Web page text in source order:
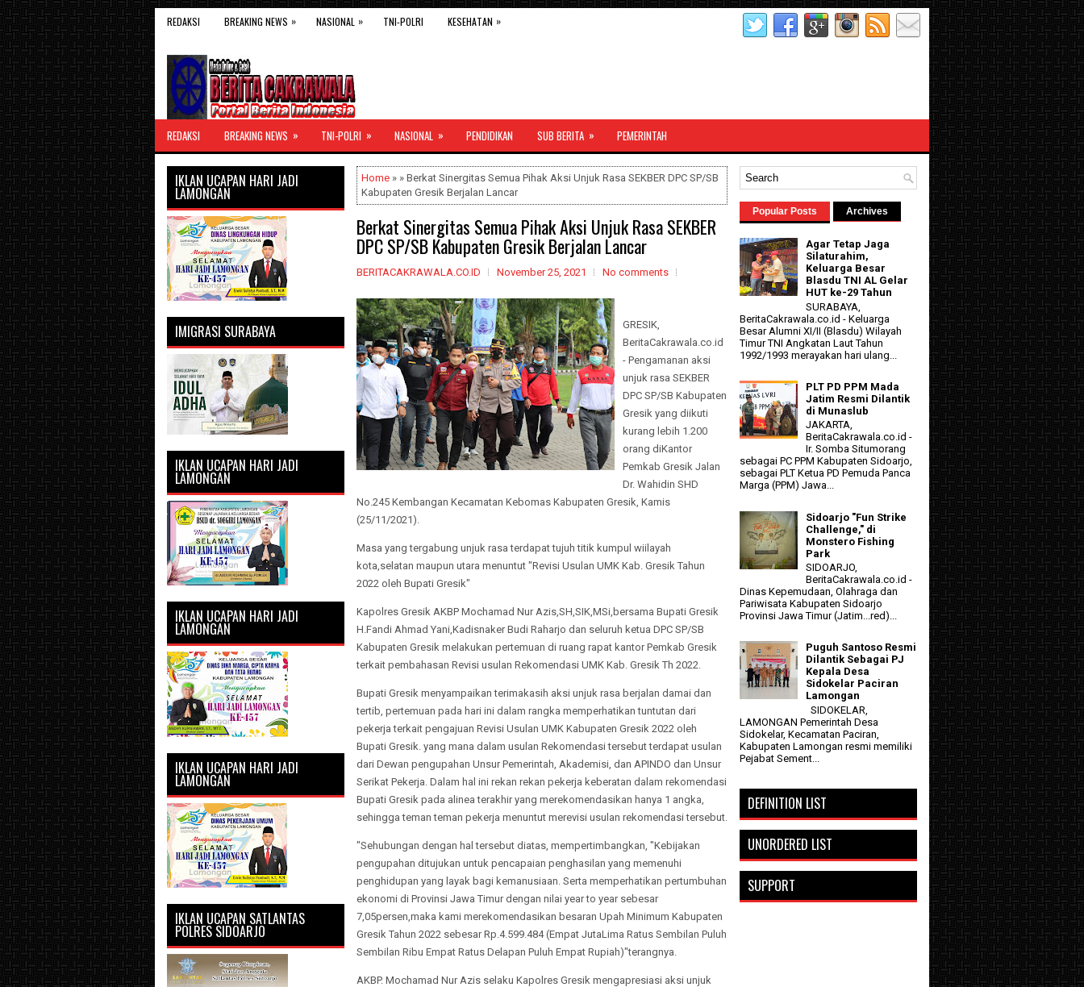
REDAKSI BREAKING NEWS » NASIONAL » TNI-POLRI KESEHATAN »
REDAKSI BREAKING NEWS » TNI-POLRI » NASIONAL » PENDIDIKAN SUB BERITA » PEMERINTAH
Home » » Berkat Sinergitas Semua Pihak Aksi Unjuk Rasa SEKBER DPC SP/SB
Kabupaten Gresik Berjalan Lancar
Berkat Sinergitas Semua Pihak Aksi Unjuk Rasa SEKBER
DPC SP/SB Kabupaten Gresik Berjalan Lancar
BERITACAKRAWALA.CO.ID November 25, 2021 No comments
GRESIK,
BeritaCakrawala.co.id
- Pengamanan aksi
unjuk rasa SEKBER
DPC SP/SB Kabupaten
Gresik yang diikuti
kurang lebih 1.200
orang diKantor
Pemkab Gresik Jalan
Dr. Wahidin SHD
No.245 Kembangan Kecamatan Kebomas Kabupaten Gresik, Kamis
(25/11/2021).
Masa yang tergabung unjuk rasa terdapat tujuh titik kumpul wiilayah
kota,selatan maupun utara menuntut "Revisi Usulan UMK Kab. Gresik Tahun
2022 oleh Bupati Gresik"
Kapolres Gresik AKBP Mochamad Nur Azis,SH,SIK,MSi,bersama Bupati Gresik
H.Fandi Ahmad Yani,Kadisnaker Budi Raharjo dan seluruh ketua DPC SP/SB
Kabupaten Gresik melakukan pertemuan di ruang rapat kantor Pemkab Gresik
terkait pembahasan Revisi usulan Rekomendasi UMK Kab. Gresik Th 2022.
Bupati Gresik menyampaikan terimakasih aksi unjuk rasa berjalan damai dan
tertib, pertemuan pada hari ini dalam rangka memperhatikan tuntutan dari
pekerja terkait pengajuan Revisi Usulan UMK Kabupaten Gresik 2022 oleh
Bupati Gresik. yang mana dalam usulan Rekomendasi tersebut terdapat usulan
dari Dewan pengupahan Unsur Pemerintah, Akademisi, dan APINDO dan Unsur
Serikat Pekerja. Dalam hal ini rekan rekan pekerja keberatan dalam rekomendasi
Bupati Gresik pada alinea terakhir yang merekomendasikan hanya 1 angka,
sehingga teman teman pekerja menuntut merevisi usulan rekomendasi tersebut.
"Sehubungan dengan hal tersebut diatas, mempertimbangkan, "Kebijakan
pengupahan ditujukan untuk pencapaian penghasilan yang memenuhi
penghidupan yang layak bagi kemanusiaan. Serta memperhatikan pertumbuhan
ekonomi di Provinsi Jawa Timur dengan nilai year to year sebesar
7,05persen,maka kami merekomendasikan besaran Upah Minimum Kabupaten
Gresik Tahun 2022 sebesar Rp.4.599.484 (Empat JutaLima Ratus Sembilan Puluh
Sembilan Ribu Empat Ratus Delapan Puluh Empat Rupiah)"terangnya.
AKBP. Mochamad Nur Azis selaku Kapolres Gresik mengapresiasi aksi unjuk
IKLAN UCAPAN HARI JADI
LAMONGAN
IMIGRASI SURABAYA
IKLAN UCAPAN HARI JADI
LAMONGAN
IKLAN UCAPAN HARI JADI
LAMONGAN
IKLAN UCAPAN HARI JADI
LAMONGAN
IKLAN UCAPAN SATLANTAS
POLRES SIDOARJO
Popular Posts Archives
Agar Tetap Jaga
Silaturahim,
Keluarga Besar
Blasdu TNI AL Gelar
HUT ke-29 Tahun
SURABAYA,
BeritaCakrawala.co.id - Keluarga
Besar Alumni XI/II (Blasdu) Wilayah
Timur TNI Angkatan Laut Tahun
1992/1993 merayakan hari ulang...
PLT PD PPM Mada
Jatim Resmi Dilantik
di Munaslub
JAKARTA,
BeritaCakrawala.co.id -
Ir. Somba Situmorang
sebagai PC PPM Kabupaten Sidoarjo,
sebagai PLT Ketua PD Pemuda Panca
Marga (PPM) Jawa...
Sidoarjo "Fun Strike
Challenge," di
Monstero Fishing
Park
SIDOARJO,
BeritaCakrawala.co.id -
Dinas Kepemudaan, Olahraga dan
Pariwisata Kabupaten Sidoarjo
Provinsi Jawa Timur (Jatim...red)...
Puguh Santoso Resmi
Dilantik Sebagai PJ
Kepala Desa
Sidokelar Paciran
Lamongan
SIDOKELAR,
LAMONGAN Pemerintah Desa
Sidokelar, Kecamatan Paciran,
Kabupaten Lamongan resmi memiliki
Pejabat Sement...
DEFINITION LIST
UNORDERED LIST
SUPPORT